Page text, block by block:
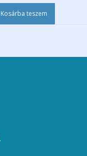
Kosárba teszem